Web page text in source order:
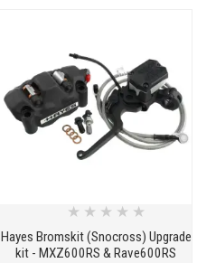
Hayes Bromskit (Snocross) Upgrade
kit - MXZ600RS & Rave600RS
★ ★ ★ ★ ★